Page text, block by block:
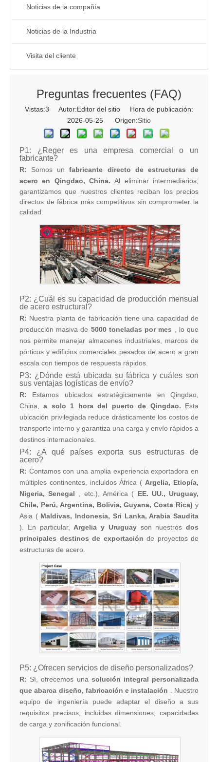
Noticias de la compañía
Noticias de la Industria
Visita del cliente
Preguntas frecuentes (FAQ)
Vistas:3 Autor:Editor del sitio Hora de publicación:
2026-05-25 Origen:Sitio
P1: ¿Reger es una empresa comercial o un
fabricante?
R: Somos unfabricante directo de estructuras de
acero en Qingdao, China.Al eliminar intermediarios,
garantizamos que nuestros clientes reciban los precios
directos de fábrica más competitivos sin comprometer la
calidad.
P2: ¿Cuál es su capacidad de producción mensual
de acero estructural?
R: Nuestra planta de fabricación tiene una capacidad de
producción masiva de 5000 toneladas por mes
, lo que
nos permite manejar almacenes industriales, marcos de
pórticos y edificios comerciales pesados ​​de acero a gran
escala con tiempos de respuesta rápidos.
P3: ¿Dónde está ubicada su fábrica y cuáles son
sus ventajas logísticas de envío?
R: Estamos ubicados estratégicamente en Qingdao,
China,a solo 1 hora del puerto de Qingdao. Esta
ubicación privilegiada reduce drásticamente los costos de
transporte interno y garantiza una carga y envío rápidos a
destinos internacionales.
P4: ¿A qué países exporta sus estructuras de
acero?
R: Contamos con una amplia experiencia exportadora en
múltiples continentes, incluidos África ( Argelia, Etiopía,
Nigeria, Senegal
, etc.), América ( EE. UU., Uruguay,
Chile, Perú, Argentina, Bolivia, Guyana, Costa Rica) y
Asia ( Maldivas, Indonesia, Sri Lanka, Arabia Saudita
). En particular, Argelia y Uruguay son nuestros dos
principales destinos de exportación de proyectos de
estructuras de acero.
P5: ¿Ofrecen servicios de diseño personalizados?
R: Sí, ofrecemos una solución integral personalizada
que abarca diseño, fabricación e instalación
. Nuestro
equipo de ingeniería puede adaptar el diseño a sus
requisitos precisos, incluidas dimensiones, capacidades
de carga y zonificación funcional.